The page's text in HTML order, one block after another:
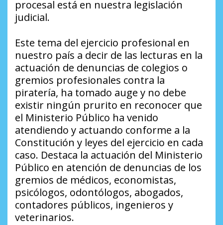
procesal está en nuestra legislación
judicial.
Este tema del ejercicio profesional en
nuestro país a decir de las lecturas en la
actuación de denuncias de colegios o
gremios profesionales contra la
piratería, ha tomado auge y no debe
existir ningún prurito en reconocer que
el Ministerio Público ha venido
atendiendo y actuando conforme a la
Constitución y leyes del ejercicio en cada
caso. Destaca la actuación del Ministerio
Público en atención de denuncias de los
gremios de médicos, economistas,
psicólogos, odontólogos, abogados,
contadores públicos, ingenieros y
veterinarios.